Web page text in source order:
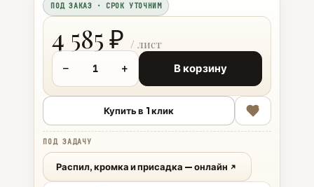
ПОД ЗАКАЗ · СРОК УТОЧНИМ
4 585 ₽
− + В корзину
Купить в 1 клик
ПОД ЗАДАЧУ
Распил, кромка и присадка — онлайн